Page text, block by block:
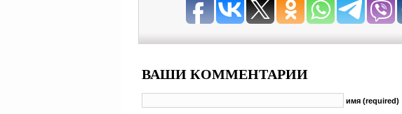
ВАШИ КОММЕНТАРИИ
имя (required)